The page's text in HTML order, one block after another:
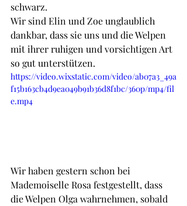
schwarz.
Wir sind Elin und Zoe unglaublich
dankbar, dass sie uns und die Welpen
mit ihrer ruhigen und vorsichtigen Art
so gut unterstützen.
https://video.wixstatic.com/video/ab07a3_49a
f15b163cb4d9ea049b91b36d8f1bc/360p/mp4/fil
e.mp4
Wir haben gestern schon bei
Mademoiselle Rosa festgestellt, dass
die Welpen Olga wahrnehmen, sobald